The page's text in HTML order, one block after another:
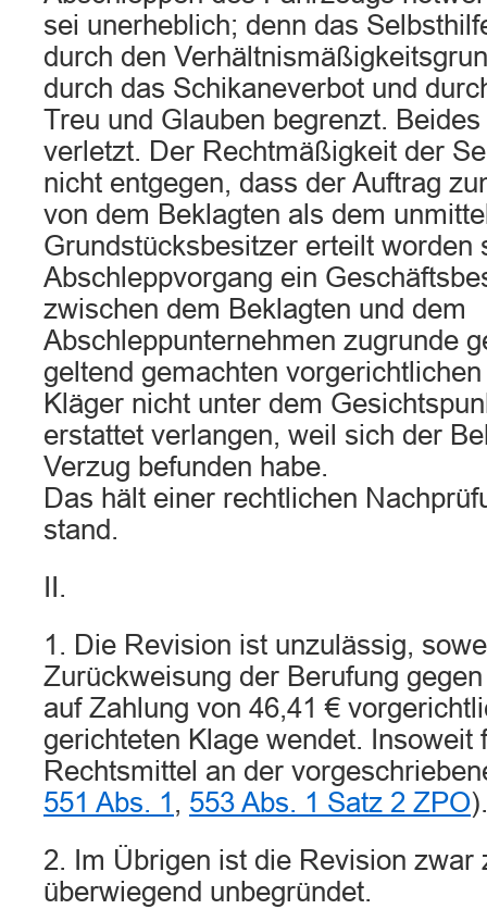
sei unerheblich; denn das
durch den
durch das Schikaneverbot und
Treu und Glauben begrenzt.
verletzt. Der Rechtmäßigkeit der
nicht entgegen, dass der Auftrag
von dem Beklagten als dem
Grundstücksbesitzer erteilt worden
Abschleppvorgang ein
zwischen dem Beklagten und dem
Abschleppunternehmen zugrunde
geltend gemachten
Kläger nicht unter dem
erstattet verlangen, weil sich der
Verzug befunden habe.
Das hält einer rechtlichen
stand.
II.
1. Die Revision ist unzulässig,
Zurückweisung der Berufung
auf Zahlung von 46,41 €
gerichteten Klage wendet. Insoweit
Rechtsmittel an der
551 Abs. 1 , 553 Abs. 1 Satz 2 ZPO).
2. Im Übrigen ist die Revision zwar
überwiegend unbegründet.